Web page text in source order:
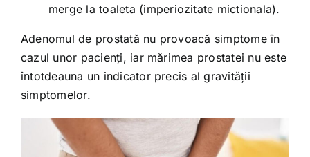
merge la toaleta (imperiozitate mictionala).
Adenomul de prostată nu provoacă simptome în
cazul unor pacienți, iar mărimea prostatei nu este
întotdeauna un indicator precis al gravității
simptomelor.